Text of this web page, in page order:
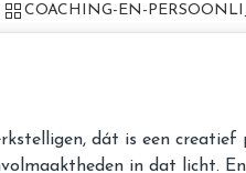
COACHING-EN-
dát is een
in dat licht.